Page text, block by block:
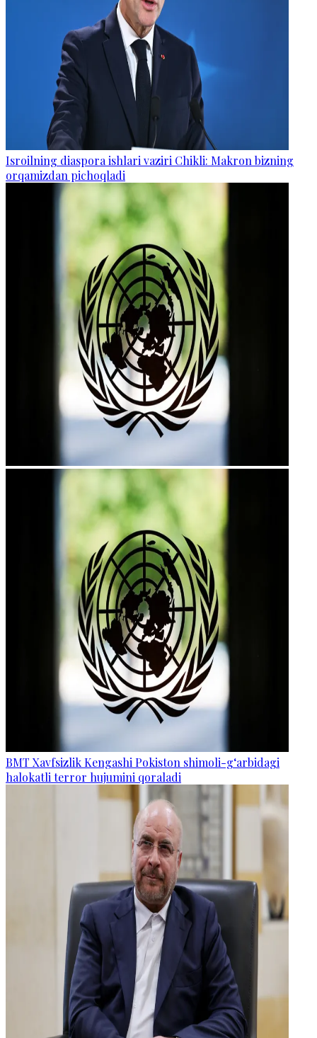
Isroilning diaspora ishlari vaziri Chikli: Makron bizning
orqamizdan pichoqladi
BMT Xavfsizlik Kengashi Pokiston shimoli-g‘arbidagi
halokatli terror hujumini qoraladi